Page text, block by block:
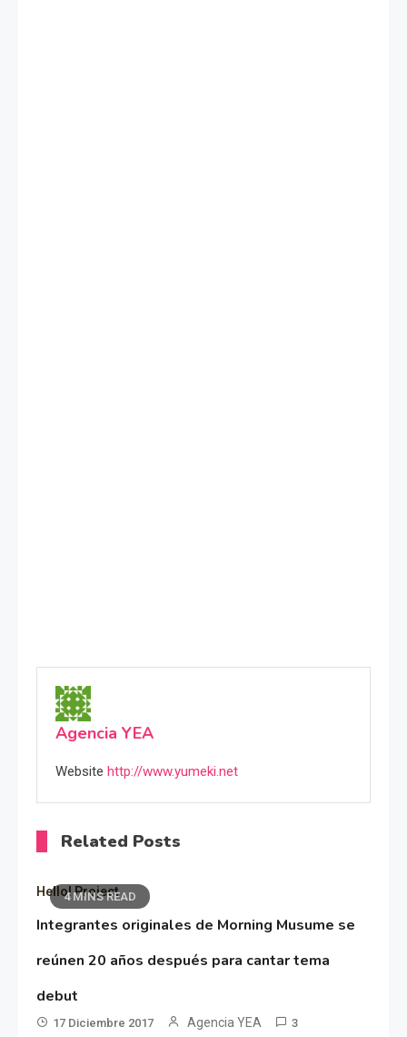
Agencia YEA
Website http://www.yumeki.net
Related Posts
4 MINS READ
Hello! Project
Integrantes originales de Morning Musume se
reúnen 20 años después para cantar tema
debut
17 Diciembre 2017 Agencia YEA 3